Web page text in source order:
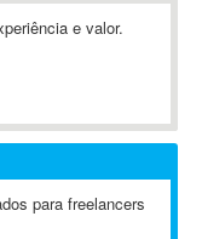
e valor.
para freelancers